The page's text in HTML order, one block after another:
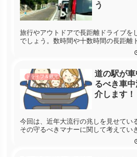
う
旅行やアウトドアで長距離ドライブを
でしょう。数時間や十数時間の長距離
が溜まる行為です。疲れから事故を起
なる長距離ドライブ、今回はその長距
ドライブ＆観光
道の駅が
るべき車
介します！
今回は、近年大流行の兆しを見せてい
その守るべきマナーに関して考えてい
みや冬休みといった長期休みの際には
ながら、各地の旅行を楽しむと言った